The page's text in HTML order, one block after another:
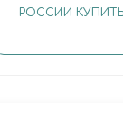
РОССИИ КУПИТЬ